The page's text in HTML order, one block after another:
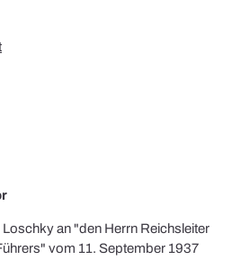
an "den Herrn Reichsleiter
vom 11. September 1937